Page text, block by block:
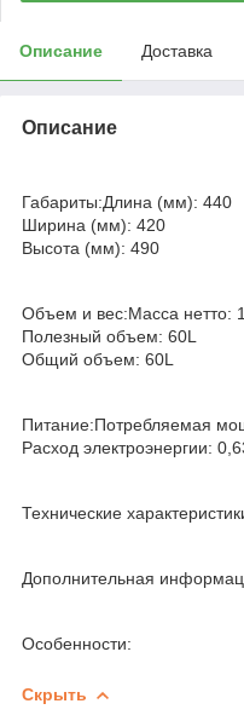
Описание Доставка
Описание
Габариты:Длина (мм): 440
Ширина (мм): 420
Высота (мм): 490
Объем и вес:Масса нетто:
Полезный объем: 60L
Общий объем: 60L
Питание:Потребляемая
Расход электроэнергии:
Технические
Дополнительная
Особенности:
Скрыть